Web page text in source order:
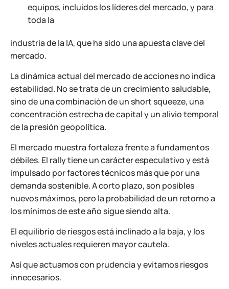
equipos, incluidos los líderes del mercado, y para
toda la
industria de la IA, que ha sido una apuesta clave del
mercado.
La dinámica actual del mercado de acciones no indica
estabilidad. No se trata de un crecimiento saludable,
sino de una combinación de un short squeeze, una
concentración estrecha de capital y un alivio temporal
de la presión geopolítica.
El mercado muestra fortaleza frente a fundamentos
débiles. El rally tiene un carácter especulativo y está
impulsado por factores técnicos más que por una
demanda sostenible. A corto plazo, son posibles
nuevos máximos, pero la probabilidad de un retorno a
los mínimos de este año sigue siendo alta.
El equilibrio de riesgos está inclinado a la baja, y los
niveles actuales requieren mayor cautela.
Así que actuamos con prudencia y evitamos riesgos
innecesarios.